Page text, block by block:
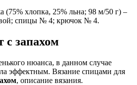
(75% хлопка, 25% льна; 98 м/50 г) –
спицы № 4; крючок № 4.
запахом
нюанса, в данном случае
эффектным. Вязание спицами для
, описание вязания.